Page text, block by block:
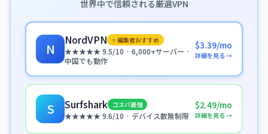
世界中で信頼される厳選VPN
N
NordVPN ⭐ 編集者おすすめ
★★★★★ 9.5/10 · 6,000+サーバー ·
中国でも動作
$3.39/mo
詳細を見る →
S Surfshark コスパ最強
★★★★★ 9.6/10 · デバイス数無制限
$2.49/mo
詳細を見る →